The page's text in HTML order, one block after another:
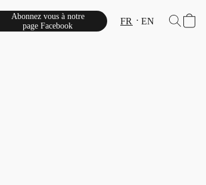
Abonnez vous à notre
page Facebook
FR EN